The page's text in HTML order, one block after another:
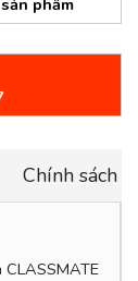
phẩm
Chính sách